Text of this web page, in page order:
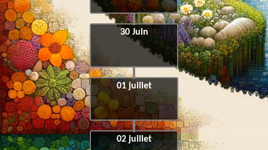
30 Juin
01 juillet
02 juillet